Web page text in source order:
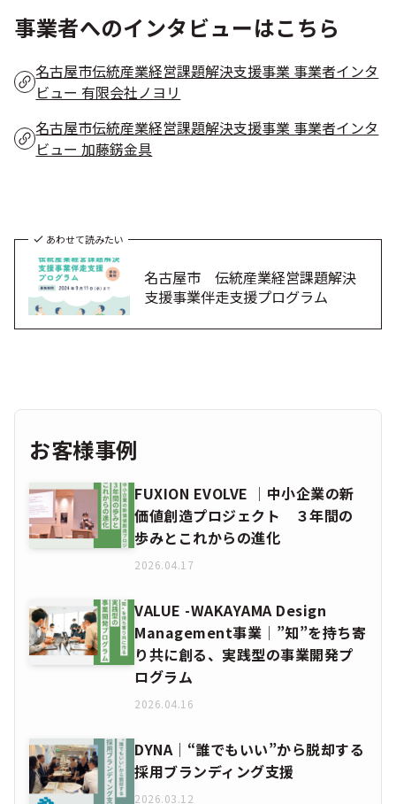
事業者へのインタビューはこちら
名古屋市伝統産業経営課題解決支援事業 事業者インタ
ビュー 有限会社ノヨリ
名古屋市伝統産業経営課題解決支援事業 事業者インタ
ビュー 加藤錺金具
あわせて読みたい
名古屋市 伝統産業経営課題解決
支援事業伴走支援プログラム
お客様事例
FUXION EVOLVE │中小企業の新
価値創造プロジェクト ３年間の
歩みとこれからの進化
2026.04.17
VALUE -WAKAYAMA Design
Management事業│”知”を持ち寄
り共に創る、実践型の事業開発プ
ログラム
2026.04.16
DYNA｜“誰でもいい”から脱却する
採用ブランディング支援
2026.03.12